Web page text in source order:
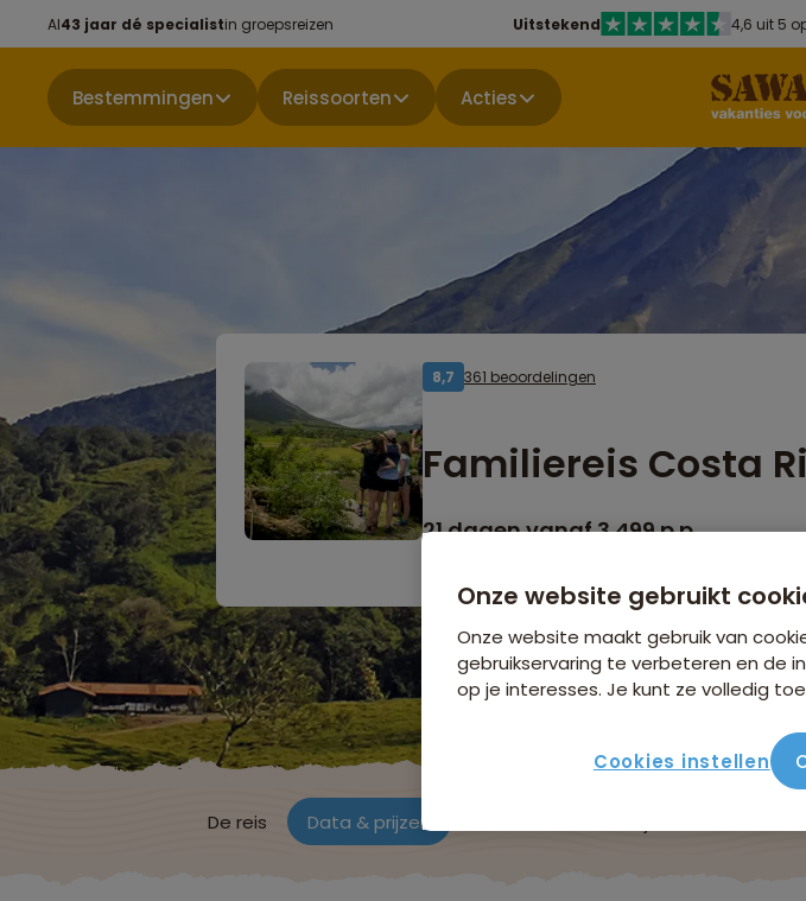
Al43 jaar dé specialistin groepsreizen Uitstekend 4,6 uit 5
Bestemmingen Reissoorten Acties
8,7 361 beoordelingen
Familiereis Costa
21 dagen vanaf 3.499 p.p.
De reis Data & prijzen
Onze website gebruikt
Onze website maakt gebruik van
gebruikservaring te verbeteren en de
op je interesses. Je kunt ze volledig
Cookies instellen